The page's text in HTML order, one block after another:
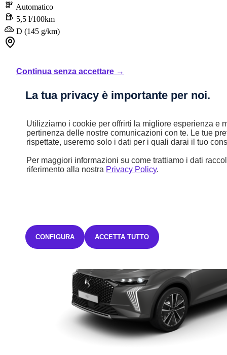
Automatico
5,5 l/100km
D (145 g/km)
Iva inclusa
603,33€ Iva inclusa/mese
TAN FISSO 4,99% TAEG 6,40% con un anticipo di 14.757,00€.
35 rate mensili oltre ad una maxirata finale di 18.164,09€ o sei libero
31/07/2026.Salvo approvazione Stellantis Financial Services Italia
Continua senza accettare →
La tua privacy è importante per noi.
Utilizziamo i cookie per offrirti la migliore esperienza e
pertinenza delle nostre comunicazioni con te. Le tue
rispettate, useremo solo i dati per i quali darai il tuo
Per maggiori informazioni su come trattiamo i dati
riferimento alla nostra Privacy Policy.
CONFIGURA ACCETTA TUTTO